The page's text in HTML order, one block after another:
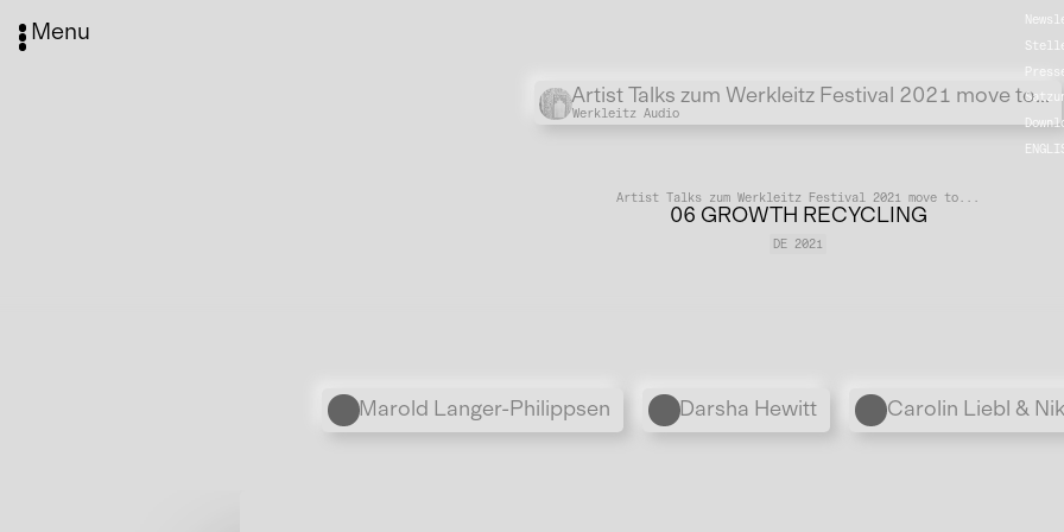
Menu
Presse
Übergordnete Werke und
Artist Talks zum Werkleitz Festival 2021 move to...
Werkleitz Audio
Artist Talks zum Werkleitz Festival 2021 move to...
06 GROWTH RECYCLING
DE 2021
Personen
Marold Langer-Philippsen Darsha Hewitt Carolin Liebl &